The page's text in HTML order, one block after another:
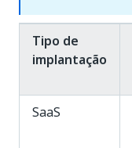
Tipo de
implantação
SaaS